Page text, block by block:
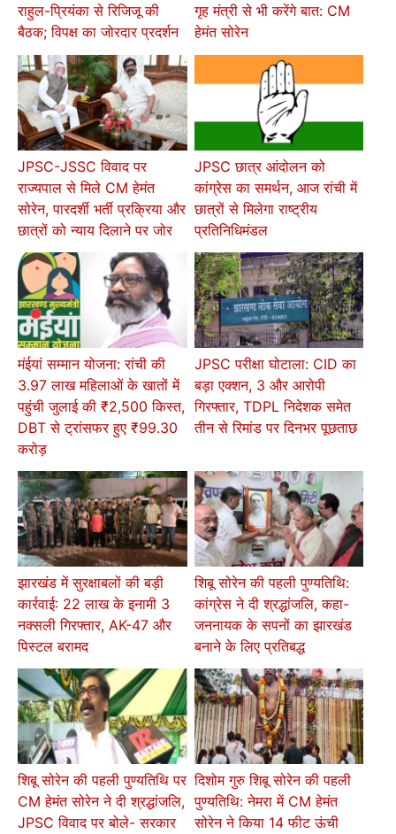
राहुल-प्रियंका से रिजिजू की
बैठक; विपक्ष का जोरदार प्रदर्शन
गृह मंत्री से भी करेंगे बात: CM
हेमंत सोरेन
JPSC-JSSC विवाद पर
राज्यपाल से मिले CM हेमंत
सोरेन, पारदर्शी भर्ती प्रक्रिया और
छात्रों को न्याय दिलाने पर जोर
JPSC छात्र आंदोलन को
कांग्रेस का समर्थन, आज रांची में
छात्रों से मिलेगा राष्ट्रीय
प्रतिनिधिमंडल
मंईयां सम्मान योजना: रांची की
3.97 लाख महिलाओं के खातों में
पहुंची जुलाई की ₹2,500 किस्त,
DBT से ट्रांसफर हुए ₹99.30
करोड़
JPSC परीक्षा घोटाला: CID का
बड़ा एक्शन, 3 और आरोपी
गिरफ्तार, TDPL निदेशक समेत
तीन से रिमांड पर दिनभर पूछताछ
झारखंड में सुरक्षाबलों की बड़ी
कार्रवाई: 22 लाख के इनामी 3
नक्सली गिरफ्तार, AK-47 और
पिस्टल बरामद
शिबू सोरेन की पहली पुण्यतिथि:
कांग्रेस ने दी श्रद्धांजलि, कहा-
जननायक के सपनों का झारखंड
बनाने के लिए प्रतिबद्ध
शिबू सोरेन की पहली पुण्यतिथि पर
CM हेमंत सोरेन ने दी श्रद्धांजलि,
JPSC विवाद पर बोले- सरकार
दिशोम गुरु शिबू सोरेन की पहली
पुण्यतिथि: नेमरा में CM हेमंत
सोरेन ने किया 14 फीट ऊंची